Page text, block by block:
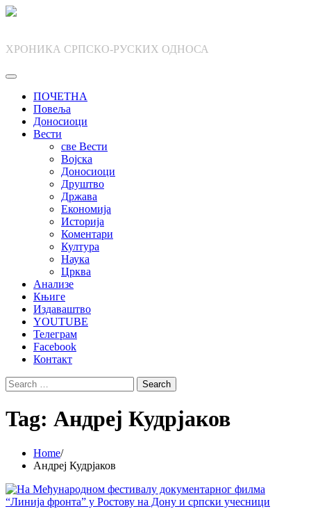
Skip
ХРОНИКА СРПСКО-РУСКИХ ОДНОСА
ПОЧЕТНА
Повеља
Доносиоци
Вести
све Вести
Војска
Доносиоци
Друштво
Држава
Економија
Историја
Коментари
Култура
Наука
Црква
Анализе
Књиге
Издаваштво
YOUTUBE
Телеграм
Facebook
Контакт
Search
for:
Tag: Андреј Кудрјаков
Home
Андреј Кудрјаков